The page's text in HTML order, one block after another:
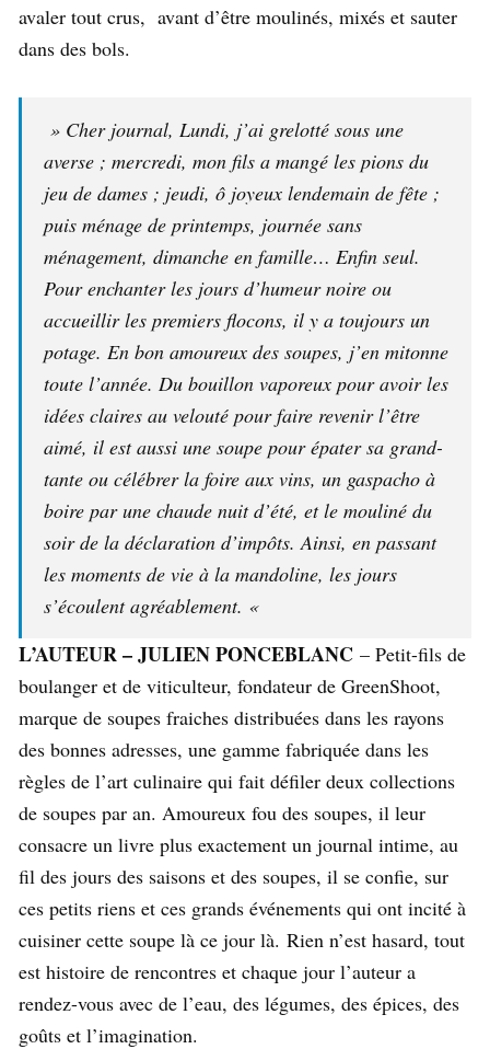
avaler tout crus, avant d’être moulinés, mixés et sauter
dans des bols.
» Cher journal, Lundi, j’ai grelotté sous une
averse ; mercredi, mon fils a mangé les pions du
jeu de dames ; jeudi, ô joyeux lendemain de fête ;
puis ménage de printemps, journée sans
ménagement, dimanche en famille… Enfin seul.
Pour enchanter les jours d’humeur noire ou
accueillir les premiers flocons, il y a toujours un
potage. En bon amoureux des soupes, j’en mitonne
toute l’année. Du bouillon vaporeux pour avoir les
idées claires au velouté pour faire revenir l’être
aimé, il est aussi une soupe pour épater sa grand-
tante ou célébrer la foire aux vins, un gaspacho à
boire par une chaude nuit d’été, et le mouliné du
soir de la déclaration d’impôts. Ainsi, en passant
les moments de vie à la mandoline, les jours
s’écoulent agréablement. «
L’AUTEUR – JULIEN PONCEBLANC – Petit-fils de
boulanger et de viticulteur, fondateur de GreenShoot,
marque de soupes fraiches distribuées dans les rayons
des bonnes adresses, une gamme fabriquée dans les
règles de l’art culinaire qui fait défiler deux collections
de soupes par an. Amoureux fou des soupes, il leur
consacre un livre plus exactement un journal intime, au
fil des jours des saisons et des soupes, il se confie, sur
ces petits riens et ces grands événements qui ont incité à
cuisiner cette soupe là ce jour là. Rien n’est hasard, tout
est histoire de rencontres et chaque jour l’auteur a
rendez-vous avec de l’eau, des légumes, des épices, des
goûts et l’imagination.